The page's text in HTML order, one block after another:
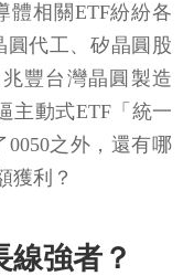
體相關ETF紛紛各
代工、矽晶圓股
豐台灣晶圓製造
主動式ETF「統一
0050之外，還有哪
獲利？
線強者？